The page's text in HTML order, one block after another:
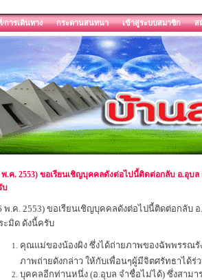
การเดินทาง กระดานสนทนา เข้าสู่ระบบสมาชิก ส
พ.ค. 2553) ขอเรียนเชิญบุคคลดังต่อไปนี้ติดต่อกลับ อ.อุบ
บ
พ.ค. 2553) ขอเรียนเชิญบุคคลดังต่อไปนี้ติดต่อกลับ
ะมิด ดังนี้ครับ
คุณแม่ของน้องผิง ซึ่งได้ถ่ายภาพของฉัพพรรณ
ภาพถ่ายดังกล่าว ให้กับเพื่อนๆผู้มีจิตศรัทธาได้
บุคคลอีกท่านหนึ่ง (อ.อุบล จำชื่อไม่ได้) ซึ่งสามา